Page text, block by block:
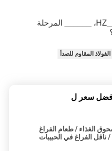
المقاوم للصدأ
سعر ل
الغذاء / طعام الفراغ
الفراغ في الحبيبات